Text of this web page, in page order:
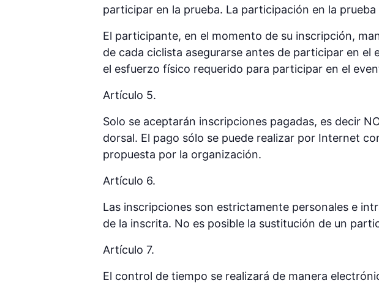
participar en la prueba. La participación en la
El participante, en el momento de su inscripción,
de cada ciclista asegurarse antes de participar en
el esfuerzo físico requerido para participar en el
Artículo 5.
Solo se aceptarán inscripciones pagadas, es decir
dorsal. El pago sólo se puede realizar por Internet
propuesta por la organización.
Artículo 6.
Las inscripciones son estrictamente personales e
de la inscrita. No es posible la sustitución de un
Artículo 7.
El control de tiempo se realizará de manera